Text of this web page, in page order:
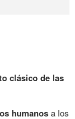
clásico de las
humanos a los